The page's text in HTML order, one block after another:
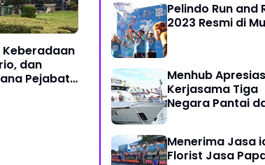
Keberadaan
dan
Pejabat
Pelindo Run and
2023 Resmi di
Menhub
Kerjasama Tiga
Negara Pantai
Laut
Menerima Jasa
Florist Jasa